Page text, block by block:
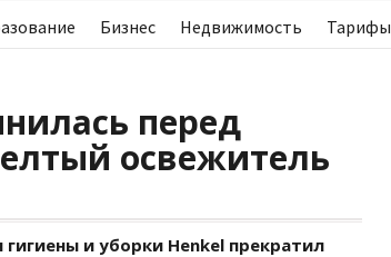
Бизнес Недвижимость Тарифы
перед
освежитель
и уборки Henkel прекратил